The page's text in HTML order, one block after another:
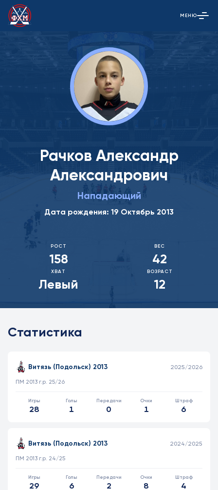
Открыть
МЕНЮ
Рачков Александр
Александрович
Нападающий
Дата рождения: 19 Октябрь 2013
РОСТ
158
ВЕС
42
ХВАТ
Левый
ВОЗРАСТ
12
Статистика
КОМАНДА
Витязь (Подольск) 2013 2025/2026
ПМ 2013 г.р. 25/26
28 1 0 1 6
Витязь (Подольск) 2013 2024/2025
ПМ 2013 г.р. 24/25
29 6 2 8 4